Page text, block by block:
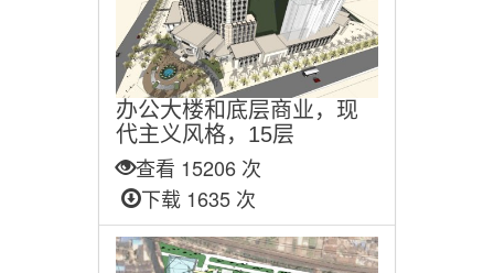
办公大楼和底层商业，现
代主义风格，15层
查看 15206 次
下载 1635 次